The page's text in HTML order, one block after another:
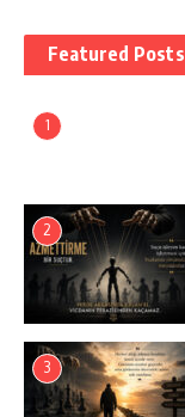
Featured Posts
1
2
3